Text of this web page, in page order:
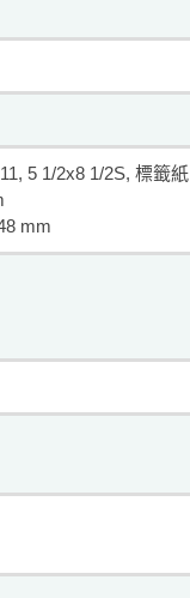
5 1/2x8 1/2S, 標籤紙
mm